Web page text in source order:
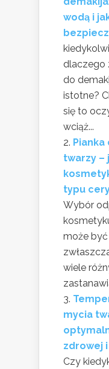
wodą i
dlaczego
do
istotne?
się to
wciąż...
Pianka
twarzy –
typu
Wybór
może być
wiele
mycia
zdrowej
Czy